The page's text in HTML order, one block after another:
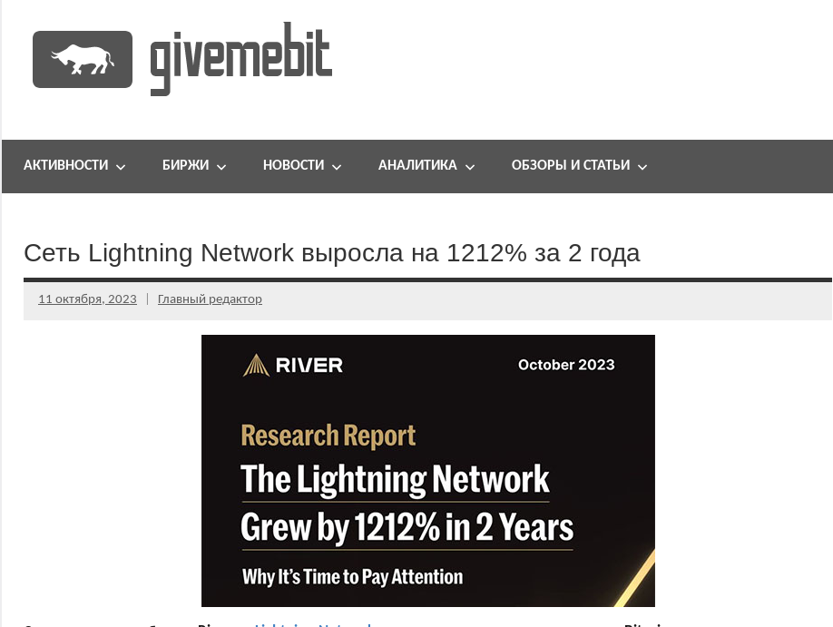
содержимому
GiveMeBit.com
портал
АКТИВНОСТИ БИРЖИ НОВОСТИ АНАЛИТИКА ОБЗОРЫ И СТАТЬИ
Сеть Lightning Network выросла на 1212% за 2 года
11 октября, 2023 Главный редактор